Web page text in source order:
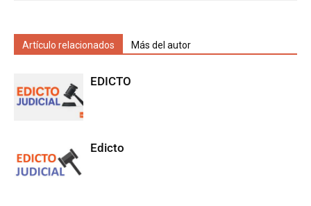
Artículo relacionados Más del autor
EDICTO
Edicto